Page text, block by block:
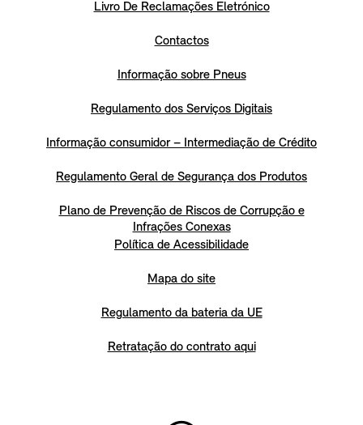
Livro De Reclamações Eletrónico
Contactos
Informação sobre Pneus
Regulamento dos Serviços Digitais
Informação consumidor – Intermediação de Crédito
Regulamento Geral de Segurança dos Produtos
Plano de Prevenção de Riscos de Corrupção e
Infrações Conexas
Política de Acessibilidade
Mapa do site
Regulamento da bateria da UE
Retratação do contrato aqui